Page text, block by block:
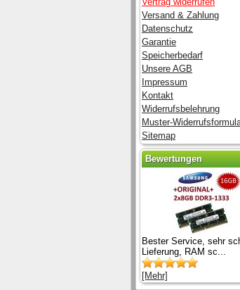
Versand & Zahlung
Datenschutz
Garantie
Speicherbedarf
Unsere AGB
Impressum
Kontakt
Widerrufsbelehrung
Muster-
Sitemap
Bewertungen
Bester Service, sehr
Lieferung, RAM sc...
[Mehr]